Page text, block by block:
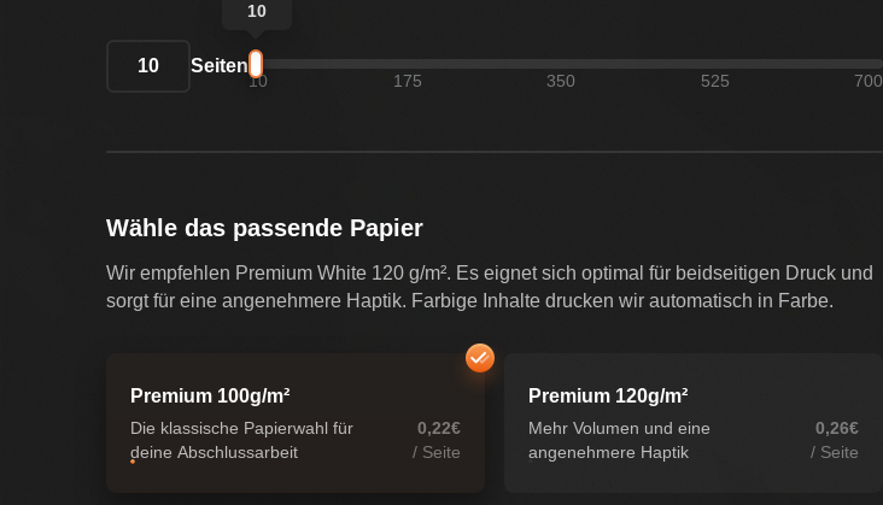
Seiten
10
10 175 350 525 700
Wähle das passende Papier
Wir empfehlen Premium White 120 g/m². Es eignet sich optimal für beidseitigen Druck und
sorgt für eine angenehmere Haptik. Farbige Inhalte drucken wir automatisch in Farbe.
Premium 100g/m²
Die klassische Papierwahl für
deine Abschlussarbeit
0,22€
/ Seite
Premium 120g/m²
Mehr Volumen und eine
angenehmere Haptik
0,26€
/ Seite